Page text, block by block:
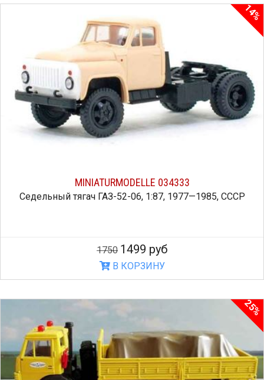
MINIATURMODELLE 034333
Седельный тягач ГАЗ-52-06, 1:87, 1977—1985, СССР
14%
1750 1499 руб
В КОРЗИНУ
25%